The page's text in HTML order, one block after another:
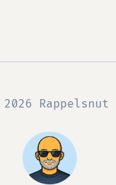
Rappelsnut